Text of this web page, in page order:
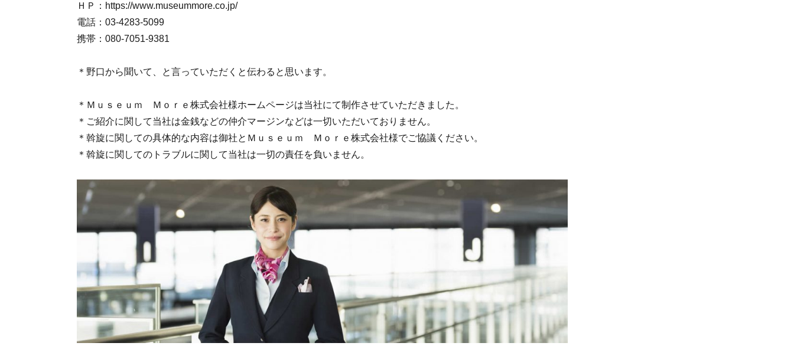
ＨＰ：https://www.museummore.co.jp/
電話：03-4283-5099
携帯：080-7051-9381
＊野口から聞いて、と言っていただくと伝わると思います。
＊Ｍｕｓｅｕｍ Ｍｏｒｅ株式会社様ホームページは当社にて制作させていただきました。
＊ご紹介に関して当社は金銭などの仲介マージンなどは一切いただいておりません。
＊斡旋に関しての具体的な内容は御社とＭｕｓｅｕｍ Ｍｏｒｅ株式会社様でご協議ください。
＊斡旋に関してのトラブルに関して当社は一切の責任を負いません。